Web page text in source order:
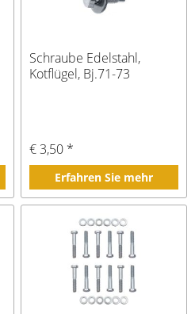
Schraube Edelstahl,
Kotflügel, Bj.71-73
€ 3,50 *
Erfahren Sie mehr